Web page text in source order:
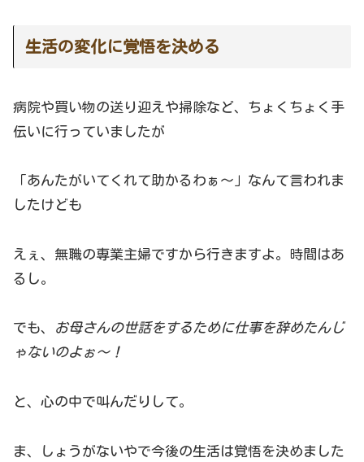
生活の変化に覚悟を決める
病院や買い物の送り迎えや掃除など、ちょくちょく手
伝いに行っていましたが
「あんたがいてくれて助かるわぁ～」なんて言われま
したけども
えぇ、無職の専業主婦ですから行きますよ。時間はあ
るし。
でも、
お母さんの世話をするために仕事を辞めたんじ
ゃないのよぉ～！
と、心の中で叫んだりして。
ま、しょうがないやで今後の生活は覚悟を決めました